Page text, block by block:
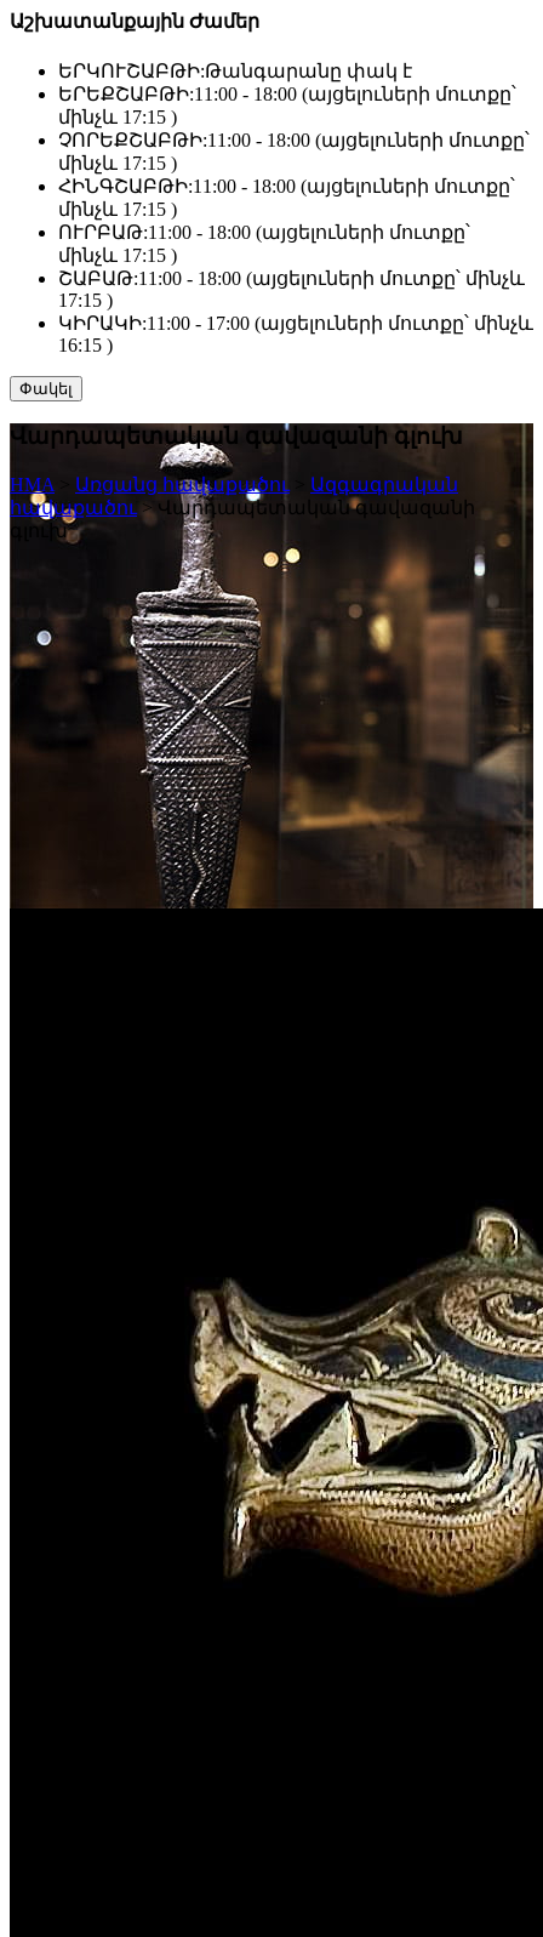
Աշխատանքային Ժամեր
ԵՐԿՈՒՇԱԲԹԻ:Թանգարանը փակ է
ԵՐԵՔՇԱԲԹԻ:11:00 - 18:00 (այցելուների մուտքը՝
մինչև 17:15 )
ՉՈՐԵՔՇԱԲԹԻ:11:00 - 18:00 (այցելուների մուտքը՝
մինչև 17:15 )
ՀԻՆԳՇԱԲԹԻ:11:00 - 18:00 (այցելուների մուտքը՝
մինչև 17:15 )
ՈՒՐԲԱԹ:11:00 - 18:00 (այցելուների մուտքը՝
մինչև 17:15 )
ՇԱԲԱԹ:11:00 - 18:00 (այցելուների մուտքը՝ մինչև
17:15 )
ԿԻՐԱԿԻ:11:00 - 17:00 (այցելուների մուտքը՝ մինչև
16:15 )
Փակել
Վարդապետական գավազանի գլուխ
HMA Առցանց հավաքածու
Ազգագրական
հավաքածու > Վարդապետական գավազանի
գլուխ